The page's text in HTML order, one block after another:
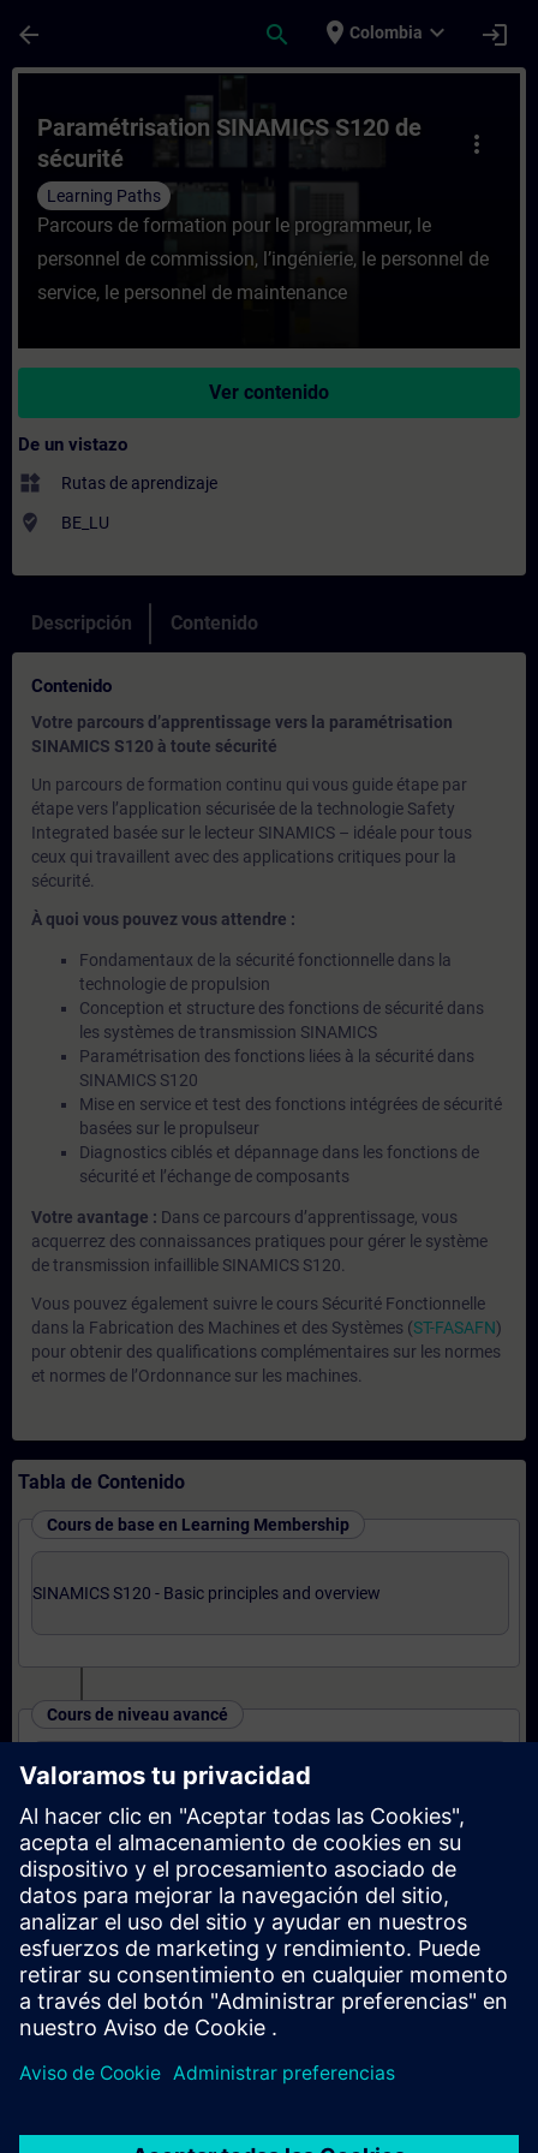
arrow_back search place Colombia expand_more login
Curso - Paramétrisation SINAMICS
more_vert
Paramétrisation SINAMICS S120 de
sécurité
Learning Paths
Parcours de formation pour le programmeur, le
personnel de commission, l’ingénierie, le personnel de
service, le personnel de maintenance
Ver contenido
De un vistazo
widgets Rutas de aprendizaje
where_to_vote BE_LU
Descripción Contenido
Contenido
Votre parcours d’apprentissage vers la paramétrisation
SINAMICS S120 à toute sécurité
Un parcours de formation continu qui vous guide étape par
étape vers l’application sécurisée de la technologie Safety
Integrated basée sur le lecteur SINAMICS – idéale pour tous
ceux qui travaillent avec des applications critiques pour la
sécurité.
À quoi vous pouvez vous attendre :
Fondamentaux de la sécurité fonctionnelle dans la
technologie de propulsion
Conception et structure des fonctions de sécurité dans
les systèmes de transmission SINAMICS
Paramétrisation des fonctions liées à la sécurité dans
SINAMICS S120
Mise en service et test des fonctions intégrées de sécurité
basées sur le propulseur
Diagnostics ciblés et dépannage dans les fonctions de
sécurité et l’échange de composants
Votre avantage : Dans ce parcours d’apprentissage, vous
acquerrez des connaissances pratiques pour gérer le système
de transmission infaillible SINAMICS S120.
Vous pouvez également suivre le cours Sécurité Fonctionnelle
dans la Fabrication des Machines et des Systèmes (ST-FASAFN)
pour obtenir des qualifications complémentaires sur les normes
et normes de l’Ordonnance sur les machines.
Tabla de Contenido
Cours de base en Learning Membership
SINAMICS S120 - Basic principles and overview
Cours de niveau avancé
SINAMICS S120 - Parameterizing and
Commissioning in the TIA Portal
Cours de niveau expert
SINAMICS S120 - Safety Integrated